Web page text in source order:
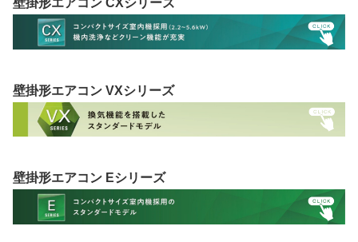
壁掛形エアコン CXシリーズ
壁掛形エアコン VXシリーズ
壁掛形エアコン Eシリーズ